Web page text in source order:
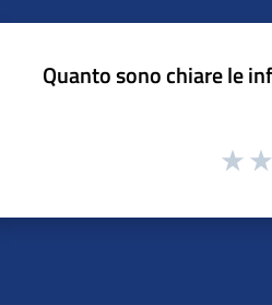
Quanto sono chiare le